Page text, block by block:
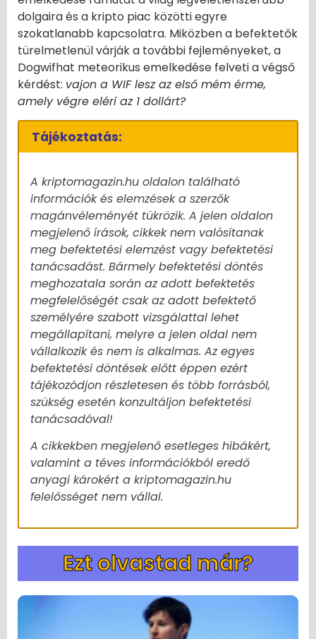
dolgaira és a kripto piac közötti egyre
szokatlanabb kapcsolatra. Miközben a befektetők
türelmetlenül várják a további fejleményeket, a
Dogwifhat meteorikus emelkedése felveti a végső
kérdést: vajon a WIF lesz az első mém érme,
amely végre eléri az 1 dollárt?
Tájékoztatás:
A kriptomagazin.hu oldalon található
információk és elemzések a szerzők
magánvéleményét tükrözik. A jelen oldalon
megjelenő írások, cikkek nem valósítanak
meg befektetési elemzést vagy befektetési
tanácsadást. Bármely befektetési döntés
meghozatala során az adott befektetés
megfelelőségét csak az adott befektető
személyére szabott vizsgálattal lehet
megállapítani, melyre a jelen oldal nem
vállalkozik és nem is alkalmas. Az egyes
befektetési döntések előtt éppen ezért
tájékozódjon részletesen és több forrásból,
szükség esetén konzultáljon befektetési
tanácsadóval!
A cikkekben megjelenő esetleges hibákért,
valamint a téves információkból eredő
anyagi károkért a kriptomagazin.hu
felelősséget nem vállal.
Ezt olvastad már?